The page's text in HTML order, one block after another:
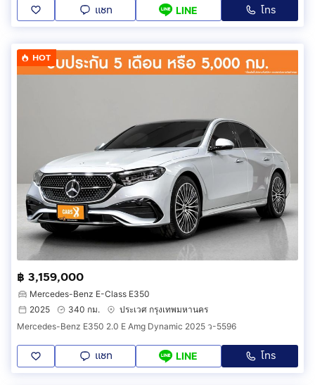
แชท LINE โทร
HOT
฿ 3,159,000
Mercedes-Benz E-Class E350
2025
340 กม.
ประเวศ กรุงเทพมหานคร
Mercedes-Benz E350 2.0 E Amg Dynamic 2025 ว-5596
แชท LINE โทร